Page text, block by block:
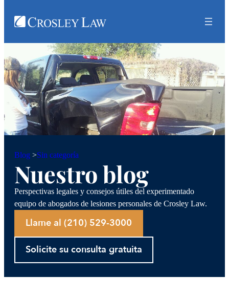
Blog >Sin categoría
Nuestro blog
Perspectivas legales y consejos útiles del experimentado
equipo de abogados de lesiones personales de Crosley Law.
Llame al (210) 529-3000
Solicite su consulta gratuita